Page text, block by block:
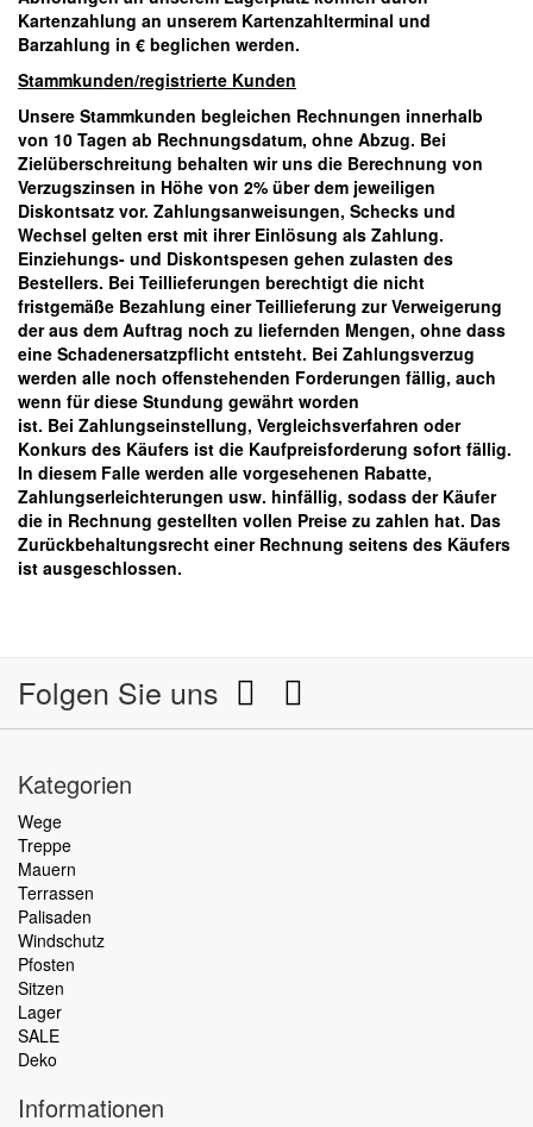
Kartenzahlung an unserem Kartenzahlterminal und
Barzahlung in € beglichen werden.
Stammkunden/registrierte Kunden
Unsere Stammkunden begleichen Rechnungen innerhalb
von 10 Tagen ab Rechnungsdatum, ohne Abzug. Bei
Zielüberschreitung behalten wir uns die Berechnung von
Verzugszinsen in Höhe von 2% über dem jeweiligen
Diskontsatz vor. Zahlungsanweisungen, Schecks und
Wechsel gelten erst mit ihrer Einlösung als Zahlung.
Einziehungs- und Diskontspesen gehen zulasten des
Bestellers. Bei Teillieferungen berechtigt die nicht
fristgemäße Bezahlung einer Teillieferung zur Verweigerung
der aus dem Auftrag noch zu liefernden Mengen, ohne dass
eine Schadenersatzpflicht entsteht. Bei Zahlungsverzug
werden alle noch offenstehenden Forderungen fällig, auch
wenn für diese Stundung gewährt worden
ist. Bei Zahlungseinstellung, Vergleichsverfahren oder
Konkurs des Käufers ist die Kaufpreisforderung sofort fällig.
In diesem Falle werden alle vorgesehenen Rabatte,
Zahlungserleichterungen usw. hinfällig, sodass der Käufer
die in Rechnung gestellten vollen Preise zu zahlen hat. Das
Zurückbehaltungsrecht einer Rechnung seitens des Käufers
ist ausgeschlossen.
Folgen Sie uns
Kategorien
Wege
Treppe
Mauern
Terrassen
Palisaden
Windschutz
Pfosten
Sitzen
Lager
SALE
Deko
Informationen